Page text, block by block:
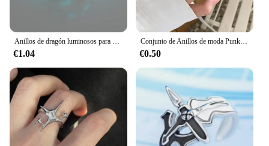
Anillos de dragón luminosos para hombre, joyería única de acero inoxidable, ajustable, gótico, Vintage, para Halloween
€1.04
Conjunto de Anillos de moda Punk para mujer, Anillos de articulación de cadena cruzada negra Simple Vintage, accesorios para mujer, regalos de joyería para fiesta
€0.50